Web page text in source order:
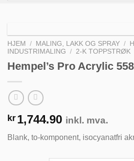
HJEM / MALING, LAKK OG SPRAY /
INDUSTRIMALING
/ 2-K TOPPSTRØK
Hempel’s Pro Acrylic
kr 1,744.90 inkl. mva.
Blank, to-komponent, isocyanatfri